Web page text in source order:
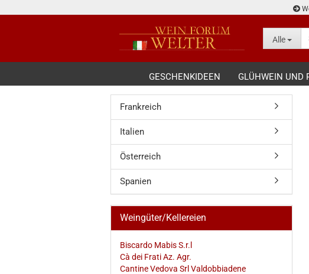
Alle
GESCHENKIDEEN GLÜHWEIN UND
Frankreich
Italien
Österreich
Spanien
Weingüter/Kellereien
Biscardo Mabis S.r.l
Cà dei Frati Az. Agr.
Cantine Vedova Srl Valdobbiadene